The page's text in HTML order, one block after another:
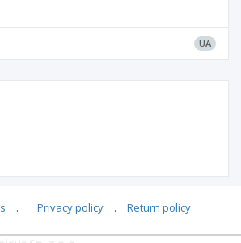
UA
. Privacy policy . Return policy